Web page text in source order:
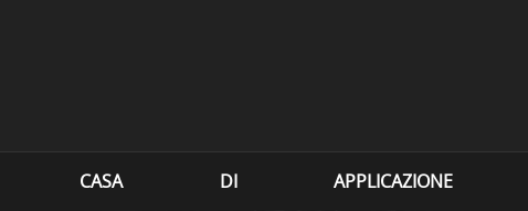
CASA DI APPLICAZIONE